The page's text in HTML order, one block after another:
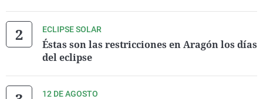
ECLIPSE SOLAR
Éstas son las restricciones en Aragón los días
del eclipse
12 DE AGOSTO